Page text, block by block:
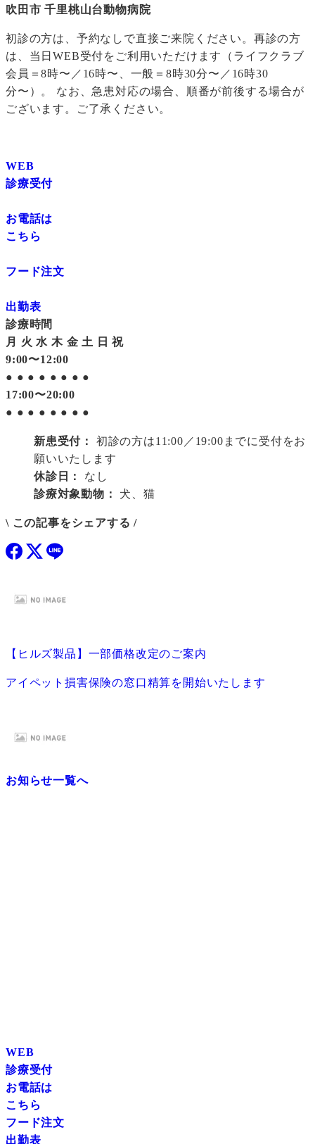
吹田市 千里桃山台動物病院
初診の方は、予約なしで直接ご来院ください。再診の方
は、当日WEB受付をご利用いただけます（ライフクラブ
会員＝8時〜／16時〜、一般＝8時30分〜／16時30
分〜）。 なお、急患対応の場合、順番が前後する場合が
ございます。ご了承ください。
WEB
診療受付
お電話は
こちら
フード注文
出勤表
診療時間
月
火 水 木 金 土 日 祝
9:00〜12:00
● ● ● ● ● ● ● ●
17:00〜20:00
● ● ● ● ● ● ● ●
新患受付：
初診の方は11:00／19:00までに受付をお
願いいたします
休診日：
なし
診療対象動物：
犬、猫
\ この記事をシェアする /
【ヒルズ製品】一部価格改定のご案内
アイペット損害保険の窓口精算を開始いたします
お知らせ一覧へ
WEB
診療受付
お電話は
こちら
フード注文
出勤表